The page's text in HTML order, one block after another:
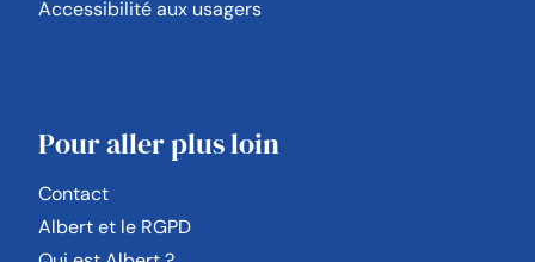
Accessibilité aux usagers
Pour aller plus loin
Contact
Albert et le RGPD